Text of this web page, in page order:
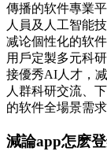
傳播的软件專業
人員及人工智能
减论個性化的软
用戶定製多元科
接優秀AI人才，
人群科研交流、
的软件全場景需求
減論app怎麽